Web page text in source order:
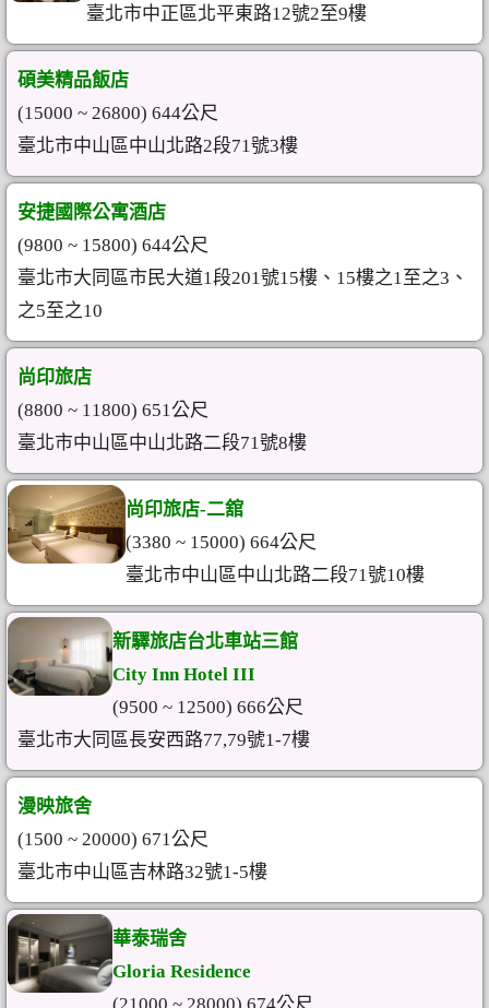
臺北市中正區北平東路12號2至9樓
碩美精品飯店
(15000 ~ 26800) 644公尺
臺北市中山區中山北路2段71號3樓
安捷國際公寓酒店
(9800 ~ 15800) 644公尺
臺北市大同區市民大道1段201號15樓、15樓之1至之3、
之5至之10
尚印旅店
(8800 ~ 11800) 651公尺
臺北市中山區中山北路二段71號8樓
尚印旅店-二舘
(3380 ~ 15000) 664公尺
臺北市中山區中山北路二段71號10樓
新驛旅店台北車站三館
City Inn Hotel III
(9500 ~ 12500) 666公尺
臺北市大同區長安西路77,79號1-7樓
漫映旅舍
(1500 ~ 20000) 671公尺
臺北市中山區吉林路32號1-5樓
華泰瑞舍
Gloria Residence